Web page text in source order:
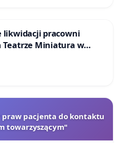
likwidacji pracowni
Miniatura w
pacjenta do kontaktu
towarzyszącym"